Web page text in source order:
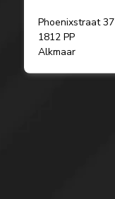
Phoenixstraat 37
1812 PP
Alkmaar